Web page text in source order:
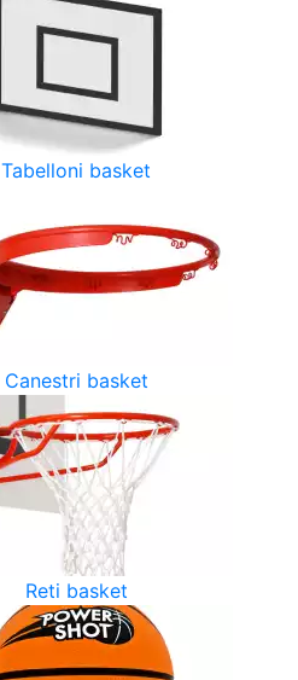
Tabelloni basket
Canestri basket
Reti basket